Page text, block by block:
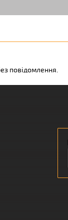
повідомлення.